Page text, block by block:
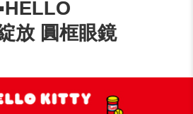
放 圓框眼鏡